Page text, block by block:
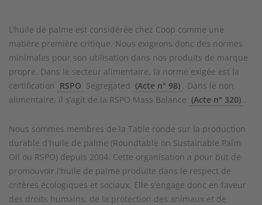
L’huile de palme est considérée chez Coop comme une
matière première critique. Nous exigeons donc des normes
minimales pour son utilisation dans nos produits de marque
propre. Dans le secteur alimentaire, la norme exigée est la
certification RSPO Segregated (Acte n° 98) . Dans le non
alimentaire, il s’agit de la RSPO Mass Balance (Acte n° 320) .
Nous sommes membres de la Table ronde sur la production
durable d'huile de palme (Roundtable on Sustainable Palm
Oil ou RSPO) depuis 2004. Cette organisation a pour but de
promouvoir l'huile de palme produite dans le respect de
critères écologiques et sociaux. Elle s'engage donc en faveur
des droits humains, de la protection des animaux et de